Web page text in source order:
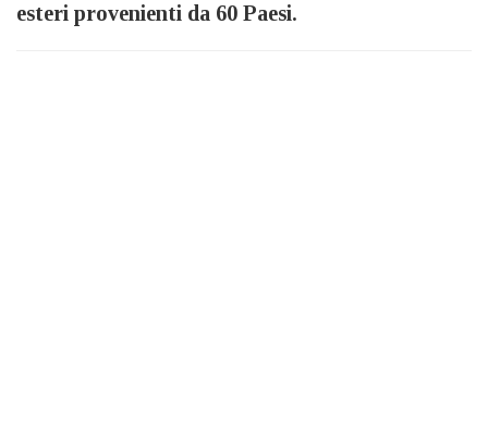
esteri provenienti da 60 Paesi.